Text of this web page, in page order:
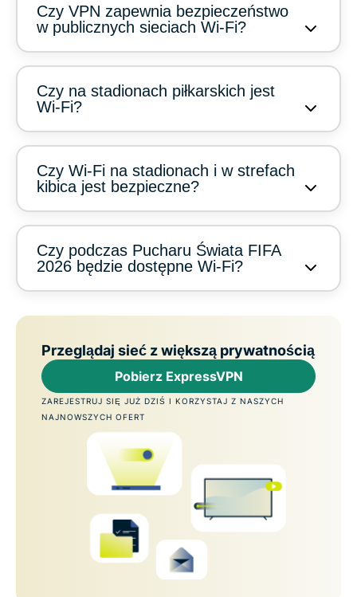
Czy VPN zapewnia bezpieczeństwo
w publicznych sieciach Wi-Fi?
Czy na stadionach piłkarskich jest
Wi-Fi?
Czy Wi-Fi na stadionach i w strefach
kibica jest bezpieczne?
Czy podczas Pucharu Świata FIFA
2026 będzie dostępne Wi-Fi?
Przeglądaj sieć z większą prywatnością
Pobierz ExpressVPN
ZAREJESTRUJ SIĘ JUŻ DZIŚ I KORZYSTAJ Z NASZYCH
NAJNOWSZYCH OFERT